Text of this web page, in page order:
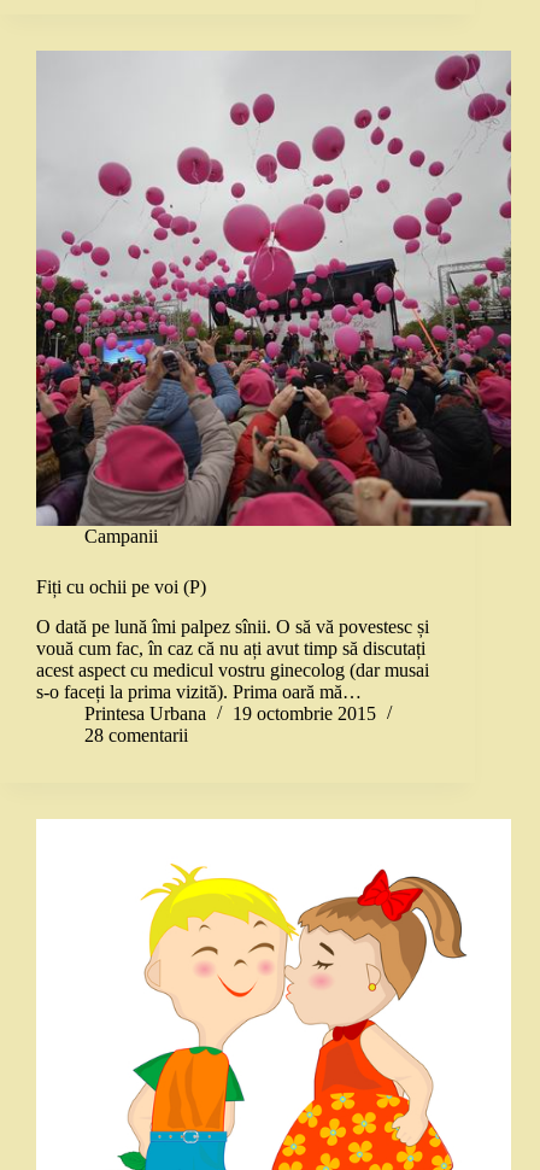
Campanii
Fiți cu ochii pe voi (P)
O dată pe lună îmi palpez sînii. O să vă povestesc și
vouă cum fac, în caz că nu ați avut timp să discutați
acest aspect cu medicul vostru ginecolog (dar musai
s-o faceți la prima vizită). Prima oară mă…
Printesa Urbana
19 octombrie 2015
28 comentarii